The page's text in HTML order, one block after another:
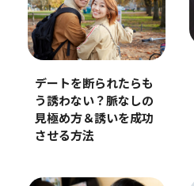
デートを断られたらも
う誘わない？脈なしの
見極め方＆誘いを成功
させる方法